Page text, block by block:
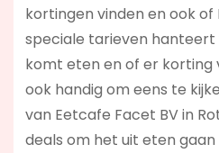
kortingen vinden en ook of
speciale tarieven hanteert
komt eten en of er korting
ook handig om eens te
van Eetcafe Facet BV in
deals om het uit eten